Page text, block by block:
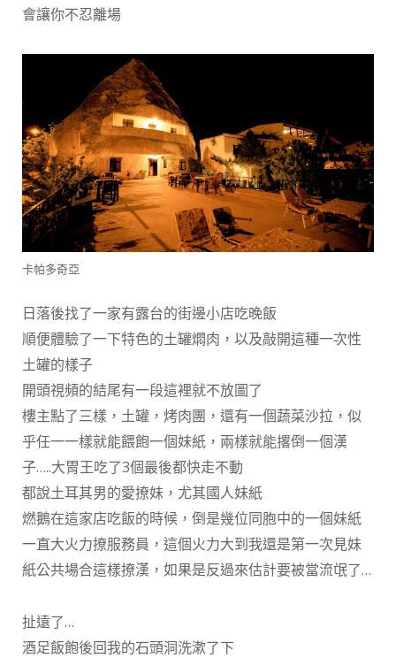
會讓你不忍離場
卡帕多奇亞
日落後找了一家有露台的街邊小店吃晚飯
順便體驗了一下特色的土罐燜肉，以及敲開這種一次性
土罐的樣子
開頭視頻的結尾有一段這裡就不放圖了
樓主點了三樣，土罐，烤肉團，還有一個蔬菜沙拉，似
乎任一一樣就能餵飽一個妹紙，兩樣就能撂倒一個漢
子…..大胃王吃了3個最後都快走不動
都說土耳其男的愛撩妹，尤其國人妹紙
燃鵝在這家店吃飯的時候，倒是幾位同胞中的一個妹紙
一直大火力撩服務員，這個火力大到我還是第一次見妹
紙公共場合這樣撩漢，如果是反過來估計要被當流氓了…
扯遠了…
酒足飯飽後回我的石頭洞洗漱了下